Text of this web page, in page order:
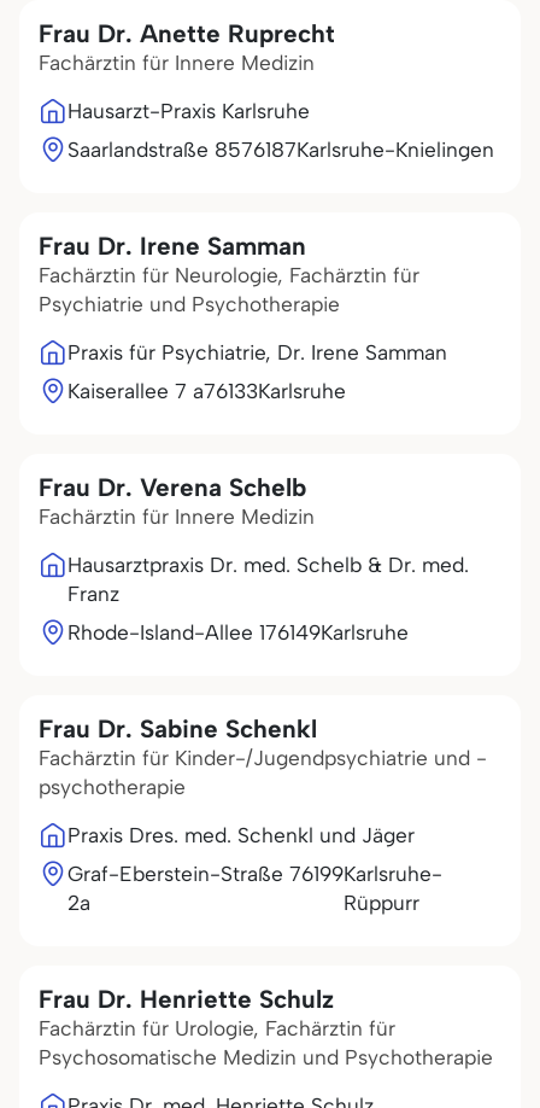
Frau Dr. Anette Ruprecht
Fachärztin für Innere Medizin
Hausarzt-Praxis Karlsruhe
Saarlandstraße 8576187Karlsruhe-Knielingen
Frau Dr. Irene Samman
Fachärztin für Neurologie, Fachärztin für
Psychiatrie und Psychotherapie
Praxis für Psychiatrie, Dr. Irene Samman
Kaiserallee 7 a76133Karlsruhe
Frau Dr. Verena Schelb
Fachärztin für Innere Medizin
Hausarztpraxis Dr. med. Schelb & Dr. med.
Franz
Rhode-Island-Allee 176149Karlsruhe
Frau Dr. Sabine Schenkl
Fachärztin für Kinder-/Jugendpsychiatrie und -
psychotherapie
Praxis Dres. med. Schenkl und Jäger
Graf-Eberstein-Straße
2a
76199Karlsruhe-
Rüppurr
Frau Dr. Henriette Schulz
Fachärztin für Urologie, Fachärztin für
Psychosomatische Medizin und Psychotherapie